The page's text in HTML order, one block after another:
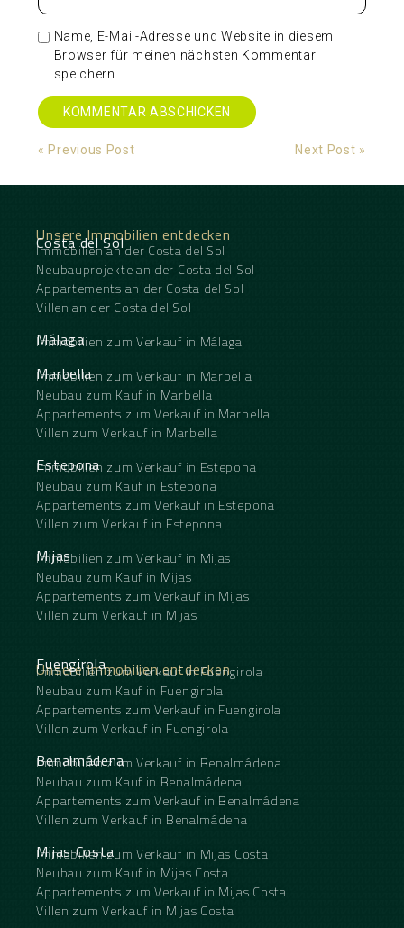
Name, E-Mail-Adresse und Website in diesem
Browser für meinen nächsten Kommentar
speichern.
Alternative:
« Previous Post Next Post »
Unsere Immobilien entdecken
Costa del Sol
Immobilien an der Costa del Sol
Neubauprojekte an der Costa del Sol
Appartements an der Costa del Sol
Villen an der Costa del Sol
Málaga
Immobilien zum Verkauf in Málaga
Marbella
Immobilien zum Verkauf in Marbella
Neubau zum Kauf in Marbella
Appartements zum Verkauf in Marbella
Villen zum Verkauf in Marbella
Estepona
Immobilien zum Verkauf in Estepona
Neubau zum Kauf in Estepona
Appartements zum Verkauf in Estepona
Villen zum Verkauf in Estepona
Mijas
Immobilien zum Verkauf in Mijas
Neubau zum Kauf in Mijas
Appartements zum Verkauf in Mijas
Villen zum Verkauf in Mijas
Unsere Immobilien entdecken
Fuengirola
Immobilien zum Verkauf in Fuengirola
Neubau zum Kauf in Fuengirola
Appartements zum Verkauf in Fuengirola
Villen zum Verkauf in Fuengirola
Benalmádena
Immobilien zum Verkauf in Benalmádena
Neubau zum Kauf in Benalmádena
Appartements zum Verkauf in Benalmádena
Villen zum Verkauf in Benalmádena
Mijas Costa
Immobilien zum Verkauf in Mijas Costa
Neubau zum Kauf in Mijas Costa
Appartements zum Verkauf in Mijas Costa
Villen zum Verkauf in Mijas Costa